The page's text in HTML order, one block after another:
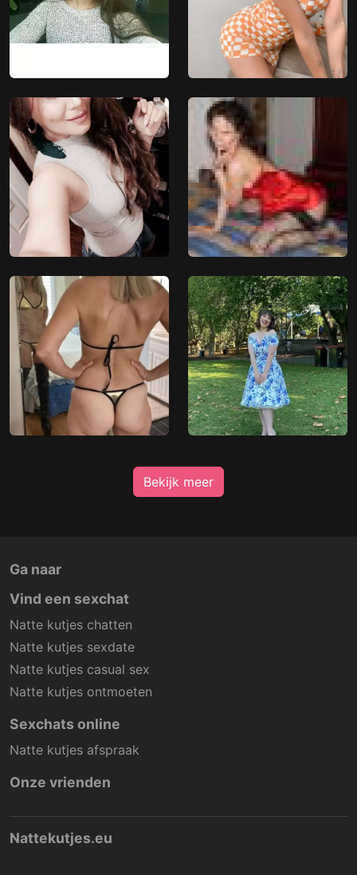
Bekijk meer
Ga naar
Vind een sexchat
Natte kutjes chatten
Natte kutjes sexdate
Natte kutjes casual sex
Natte kutjes ontmoeten
Sexchats online
Natte kutjes afspraak
Onze vrienden
Nattekutjes.eu